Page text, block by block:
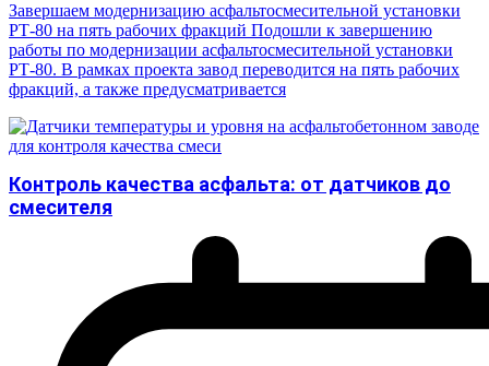
Завершаем модернизацию асфальтосмесительной установки
РТ-80 на пять рабочих фракций Подошли к завершению
работы по модернизации асфальтосмесительной установки
РТ-80. В рамках проекта завод переводится на пять рабочих
фракций, а также предусматривается
Контроль качества асфальта: от датчиков до
смесителя